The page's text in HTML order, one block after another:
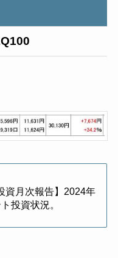
資月次報告】2024年
投資状況。